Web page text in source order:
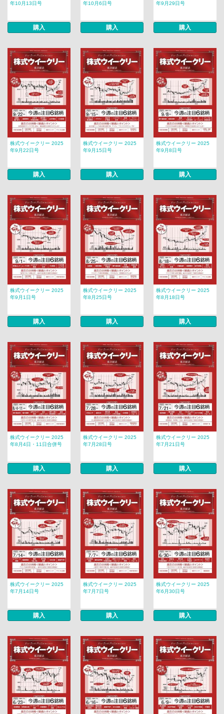
年10月13日号
購入
年10月6日号
購入
年9月29日号
購入
株式ウイークリー 2025
年9月22日号
購入
株式ウイークリー 2025
年9月15日号
購入
株式ウイークリー 2025
年9月8日号
購入
株式ウイークリー 2025
年9月1日号
購入
株式ウイークリー 2025
年8月25日号
購入
株式ウイークリー 2025
年8月18日号
購入
株式ウイークリー 2025
年8月4日・11日合併号
購入
株式ウイークリー 2025
年7月28日号
購入
株式ウイークリー 2025
年7月21日号
購入
株式ウイークリー 2025
年7月14日号
購入
株式ウイークリー 2025
年7月7日号
購入
株式ウイークリー 2025
年6月30日号
購入